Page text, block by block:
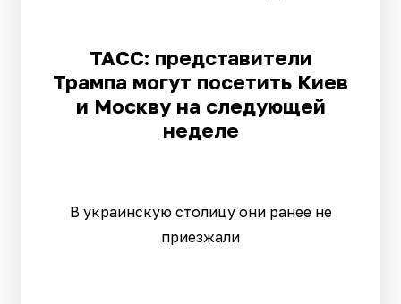
ТАСС: представители
Трампа могут посетить Киев
и Москву на следующей
неделе
В украинскую столицу они ранее не
приезжали